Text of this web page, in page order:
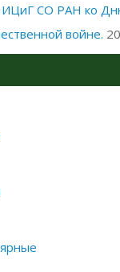
ИЦиГ СО РАН ко
войне.